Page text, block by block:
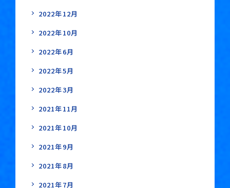
2022年12月
2022年10月
2022年6月
2022年5月
2022年3月
2021年11月
2021年10月
2021年9月
2021年8月
2021年7月